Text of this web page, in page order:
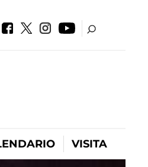
VISITA